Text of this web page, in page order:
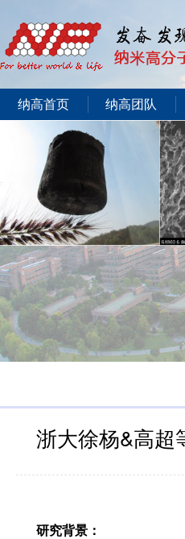
纳高首页 纳高团队
浙大徐杨&高超
研究背景：